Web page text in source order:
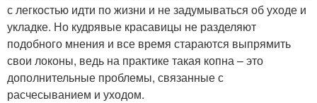
волос
Мужские стрижки
Стрижки на вьющиеся
волосы
с легкостью идти по жизни и не задумываться об уходе и
укладке. Но кудрявые красавицы не разделяют
подобного мнения и все время стараются выпрямить
свои локоны, ведь на практике такая копна – это
дополнительные проблемы, связанные с
расчесыванием и уходом.